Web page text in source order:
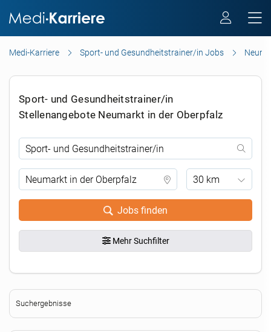
Medi-Karriere Sport- und Gesundheitstrainer/in Jobs
Sport- und Gesundheitstrainer/in
Stellenangebote Neumarkt in der Oberpfalz
30 km
Jobs finden
Mehr Suchfilter
Suchergebnisse